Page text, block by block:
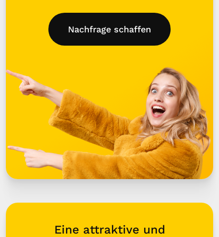
Nachfrage schaffen
Eine attraktive und